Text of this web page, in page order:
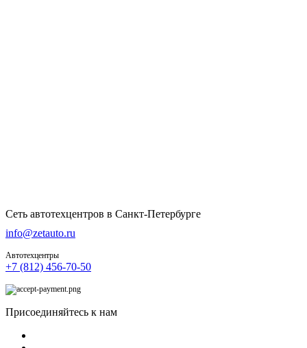
Сеть автотехцентров в Санкт-Петербурге
info@zetauto.ru
Автотехцентры
+7 (812) 456-70-50
Присоединяйтесь к нам